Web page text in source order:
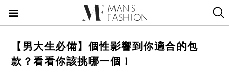
【男大生必備】個性影響到你適合的包
款？看看你該挑哪一個！